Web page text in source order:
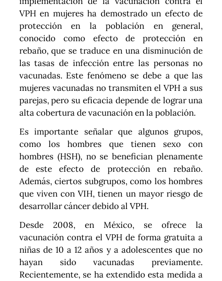
VPH en mujeres ha demostrado un efecto de
protección en la población en general,
conocido como efecto de protección en
rebaño, que se traduce en una disminución de
las tasas de infección entre las personas no
vacunadas. Este fenómeno se debe a que las
mujeres vacunadas no transmiten el VPH a sus
parejas, pero su eficacia depende de lograr una
alta cobertura de vacunación en la población.
Es importante señalar que algunos grupos,
como los hombres que tienen sexo con
hombres (HSH), no se benefician plenamente
de este efecto de protección en rebaño.
Además, ciertos subgrupos, como los hombres
que viven con VIH, tienen un mayor riesgo de
desarrollar cáncer debido al VPH.
Desde 2008, en México, se ofrece la
vacunación contra el VPH de forma gratuita a
niñas de 10 a 12 años y a adolescentes que no
hayan sido vacunadas previamente.
Recientemente, se ha extendido esta medida a